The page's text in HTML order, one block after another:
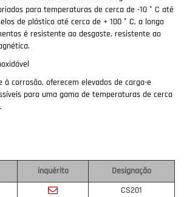
para temperaturas de cerca de -10 ° C até
de plástico até cerca de + 100 ° C, a longo
é resistente ao desgaste, resistente ao
à corrosão, oferecem elevados de carga-e
para uma gama de temperaturas de cerca
inquérito
Designação
CS201